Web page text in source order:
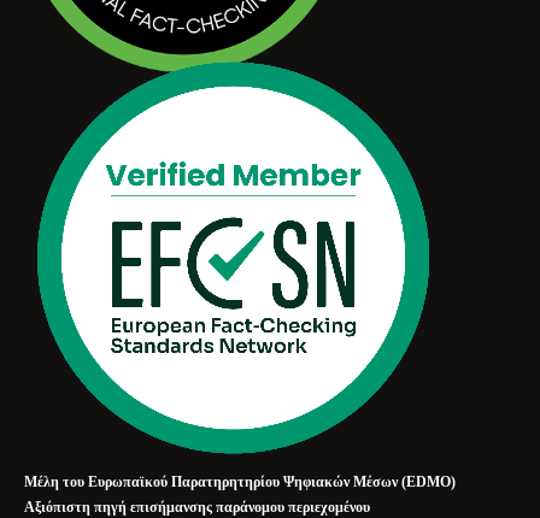
Μέλη του Ευρωπαϊκού Παρατηρητηρίου Ψηφιακών Μέσων (EDMO)
Αξιόπιστη πηγή επισήμανσης παράνομου περιεχομένου